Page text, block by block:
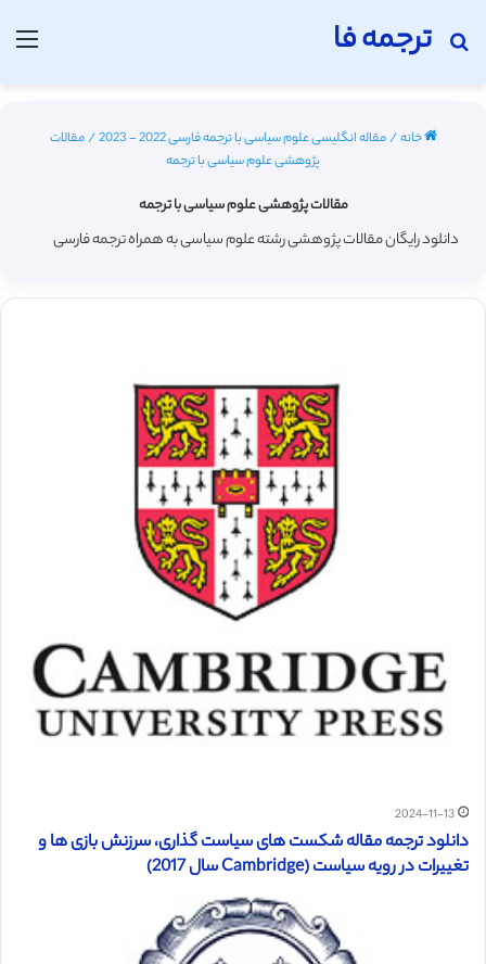
ترجمه فا
جستجو برای
خانه/مقاله انگلیسی علوم سیاسی با ترجمه فارسی 2022 - 2023 /مقالات
پژوهشی علوم سیاسی با ترجمه
مقالات پژوهشی علوم سیاسی با ترجمه
دانلود رایگان مقالات پژوهشی رشته علوم سیاسی به همراه ترجمه فارسی
2024-11-13
دانلود ترجمه مقاله شکست های سیاست گذاری، سرزنش بازی ها و
تغییرات در رویه سیاست (Cambridge سال 2017)